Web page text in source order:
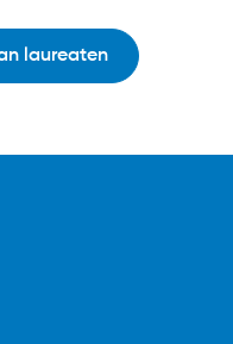
laureaten